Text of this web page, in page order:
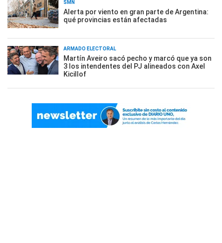
SMN
Alerta por viento en gran parte de Argentina:
qué provincias están afectadas
ARMADO ELECTORAL
Martín Aveiro sacó pecho y marcó que ya son
3 los intendentes del PJ alineados con Axel
Kicillof